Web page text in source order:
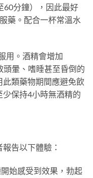
60分鐘），因此最好
藥。配合一杯常溫水
用。酒精會增加
暈、嗜睡甚至昏倒的
類藥物期間應避免飲
保持4小時無酒精的
告以下體驗：
始感受到效果，勃起